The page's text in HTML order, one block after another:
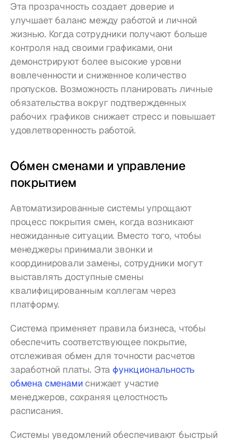
Эта прозрачность создает доверие и
улучшает баланс между работой и личной
жизнью. Когда сотрудники получают больше
контроля над своими графиками, они
демонстрируют более высокие уровни
вовлеченности и сниженное количество
пропусков. Возможность планировать личные
обязательства вокруг подтвержденных
рабочих графиков снижает стресс и повышает
удовлетворенность работой.
Обмен сменами и управление
покрытием
Автоматизированные системы упрощают
процесс покрытия смен, когда возникают
неожиданные ситуации. Вместо того, чтобы
менеджеры принимали звонки и
координировали замены, сотрудники могут
выставлять доступные смены
квалифицированным коллегам через
платформу.
Система применяет правила бизнеса, чтобы
обеспечить соответствующее покрытие,
отслеживая обмен для точности расчетов
заработной платы. Эта функциональность
обмена сменами снижает участие
менеджеров, сохраняя целостность
расписания.
Системы уведомлений обеспечивают быстрый